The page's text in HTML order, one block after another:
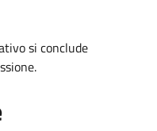
si conclude